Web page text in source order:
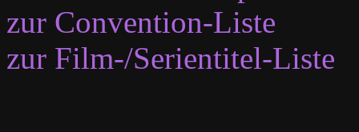
zur Convention-Liste
zur Film-/Serientitel-Liste